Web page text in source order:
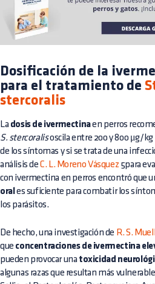
Dosificación de la
para el tratamiento de
stercoralis
La dosis de ivermectinaen perros
S. stercoralisoscila entre 200 y 800 μg/kg
de los síntomas y si se trata de una
análisis deC. L. Moreno Vásquez 5para
con ivermectina en perros encontró que
oral es suficiente para combatir los
los parásitos.
De hecho, una investigación de R. S.
que concentraciones de ivermectina
pueden provocar una toxicidad
algunas razas que resultan más